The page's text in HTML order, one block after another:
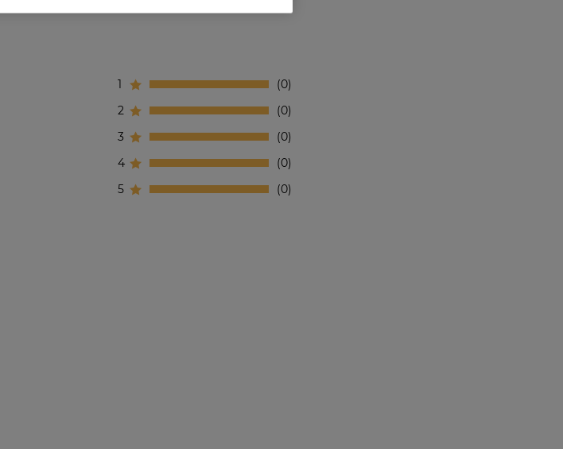
1
0
2
0
3
0
4
0
5
0